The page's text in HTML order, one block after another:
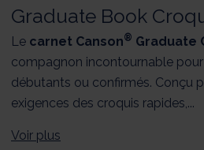
Graduate Book
Le carnet Canson® Graduate
compagnon incontournable
débutants ou confirmés. Conçu
exigences des croquis rapides,...
Voir plus